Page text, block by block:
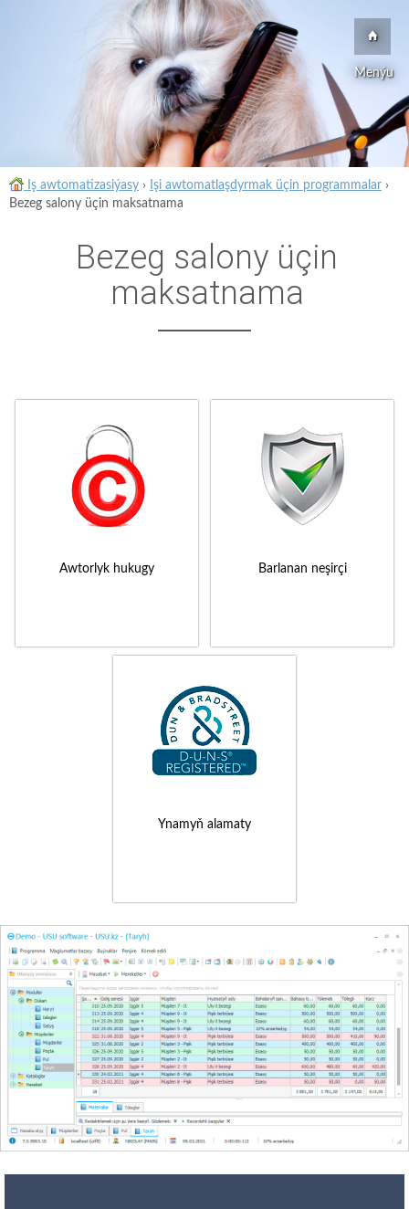
Menýu
Iş awtomatizasiýasy › Işi awtomatlaşdyrmak üçin programmalar ›
Bezeg salony üçin maksatnama
Bezeg salony üçin
maksatnama
Awtorlyk hukugy Barlanan neşirçi
Ynamyň alamaty